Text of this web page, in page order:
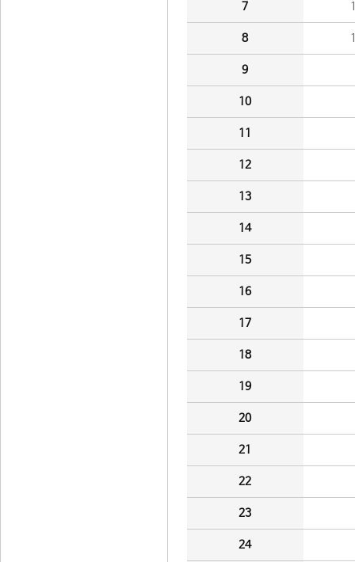
7
8
9
10
11
12
13
14
15
16
17
18
19
20
21
22
23
24